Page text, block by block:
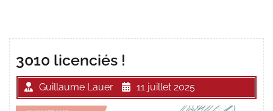
3010 licenciés !
Guillaume Lauer 11 juillet 2025